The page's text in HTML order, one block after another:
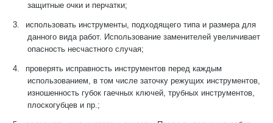
защитные очки и перчатки;
3.
использовать инструменты, подходящего типа и размера для
данного вида работ. Использование заменителей увеличивает
опасность несчастного случая;
4.
проверять исправность инструментов перед каждым
использованием, в том числе заточку режущих инструментов,
изношенность губок гаечных ключей, трубных инструментов,
плоскогубцев и пр.;